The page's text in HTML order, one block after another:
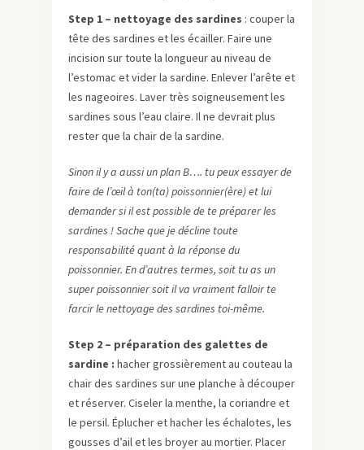
Step 1 – nettoyage des sardines : couper la
tête des sardines et les écailler. Faire une
incision sur toute la longueur au niveau de
l’estomac et vider la sardine. Enlever l’arête et
les nageoires. Laver très soigneusement les
sardines sous l’eau claire. Il ne devrait plus
rester que la chair de la sardine.
Sinon il y a aussi un plan B…. tu peux essayer de
faire de l’œil à ton(ta) poissonnier(ère) et lui
demander si il est possible de te préparer les
sardines ! Sache que je décline toute
responsabilité quant à la réponse du
poissonnier. En d’autres termes, soit tu as un
super poissonnier soit il va vraiment falloir te
farcir le nettoyage des sardines toi-même.
Step 2 – préparation des galettes de
sardine : hacher grossièrement au couteau la
chair des sardines sur une planche à découper
et réserver. Ciseler la menthe, la coriandre et
le persil. Éplucher et hacher les échalotes, les
gousses d’ail et les broyer au mortier. Placer